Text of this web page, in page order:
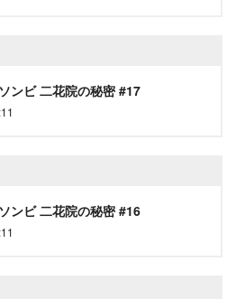
ンビ 二花院の秘密 #17
ンビ 二花院の秘密 #16